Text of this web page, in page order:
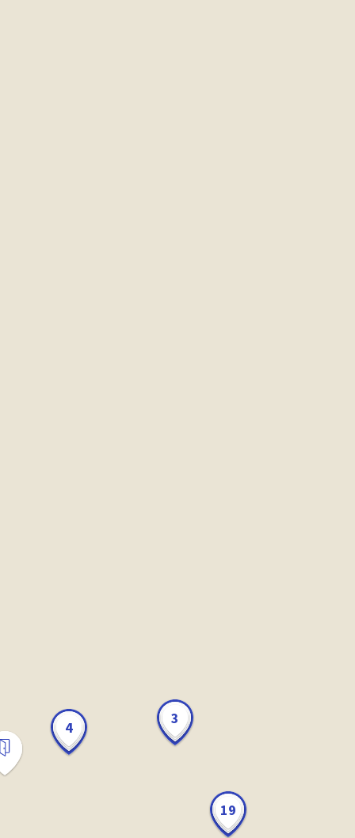
4
3
19